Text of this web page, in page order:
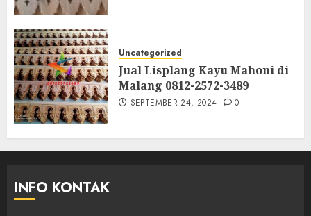
Uncategorized
Jual Lisplang Kayu Mahoni di
Malang 0812-2572-3489
SEPTEMBER 24, 2024 0
INFO KONTAK